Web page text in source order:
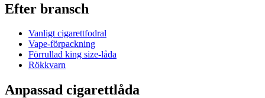
Efter bransch
Vanligt cigarettfodral
Vape-förpackning
Förrullad king size-låda
Rökkvarn
Anpassad cigarettlåda